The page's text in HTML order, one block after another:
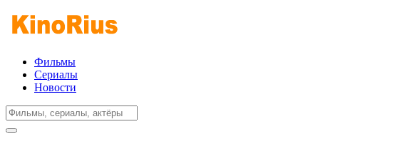
Фильмы
Сериалы
Новости